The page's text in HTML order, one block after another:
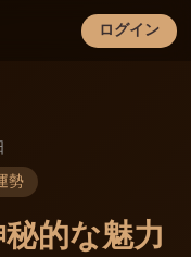
ログイン
×
勢
的な魅力